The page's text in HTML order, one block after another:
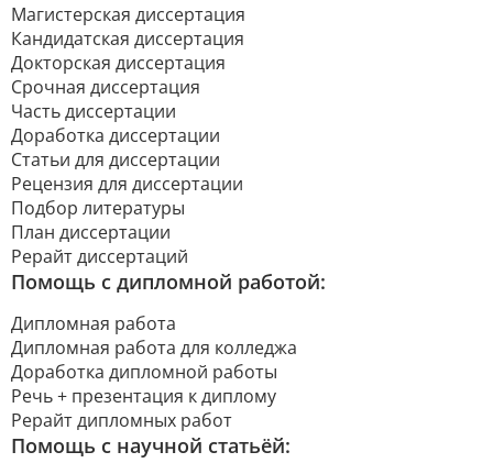
Магистерская диссертация
Кандидатская диссертация
Докторская диссертация
Срочная диссертация
Часть диссертации
Доработка диссертации
Статьи для диссертации
Рецензия для диссертации
Подбор литературы
План диссертации
Рерайт диссертаций
Помощь с дипломной работой:
Дипломная работа
Дипломная работа для колледжа
Доработка дипломной работы
Речь + презентация к диплому
Рерайт дипломных работ
Помощь с научной статьёй: